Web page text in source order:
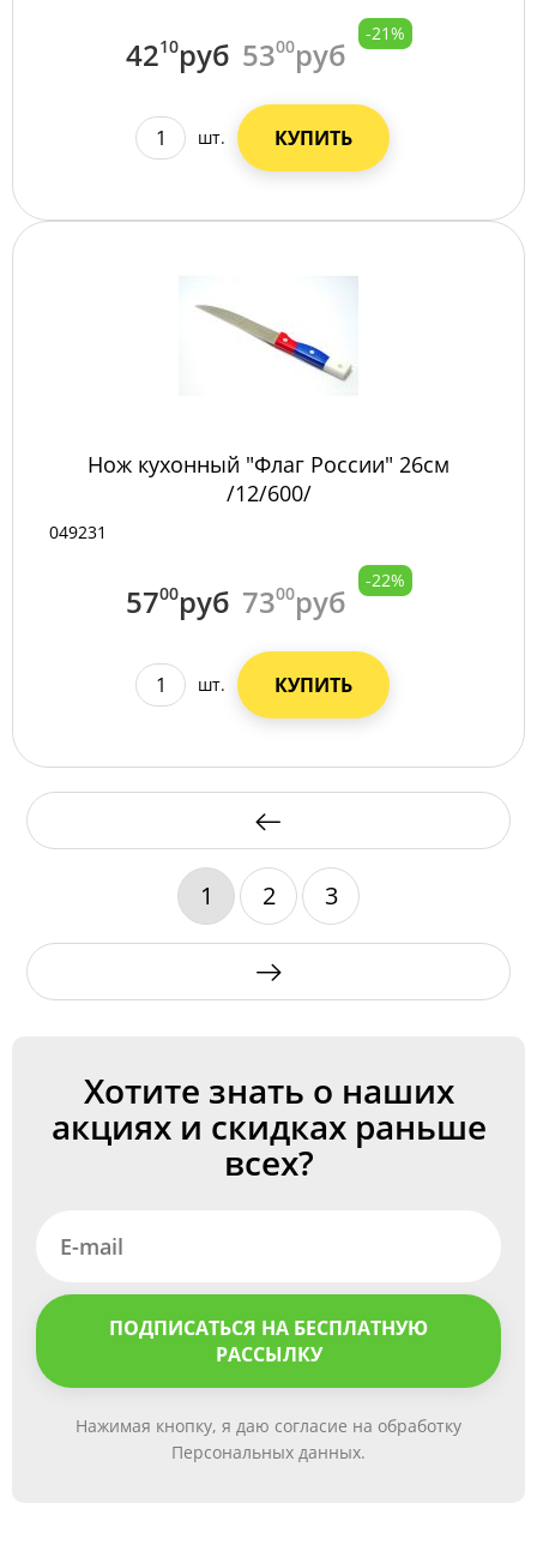
4210руб 5300руб
-21%
шт. КУПИТЬ
Нож кухонный "Флаг России" 26см
/12/600/
049231
5700руб 7300руб
-22%
шт. КУПИТЬ
1 2 3
Хотите знать о наших
акциях и скидках раньше
всех?
ПОДПИСАТЬСЯ НА БЕСПЛАТНУЮ
РАССЫЛКУ
Нажимая кнопку, я даю согласие на обработку
Персональных данных.